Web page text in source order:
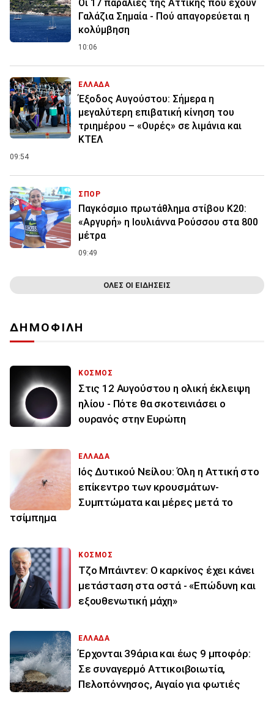
Οι 17 παραλίες της Αττικής που έχουν
Γαλάζια Σημαία - Πού απαγορεύεται η
κολύμβηση
10:06
ΕΛΛΑΔΑ
Έξοδος Αυγούστου: Σήμερα η
μεγαλύτερη επιβατική κίνηση του
τριημέρου – «Ουρές» σε λιμάνια και
ΚΤΕΛ
09:54
ΣΠΟΡ
Παγκόσμιο πρωτάθλημα στίβου Κ20:
«Αργυρή» η Ιουλιάννα Ρούσσου στα 800
μέτρα
09:49
ΟΛΕΣ ΟΙ ΕΙΔΗΣΕΙΣ
ΔΗΜΟΦΙΛΗ
ΚΟΣΜΟΣ
Στις 12 Αυγούστου η ολική έκλειψη
ηλίου - Πότε θα σκοτεινιάσει ο
ουρανός στην Ευρώπη
ΕΛΛΑΔΑ
Ιός Δυτικού Νείλου: Όλη η Αττική στο
επίκεντρο των κρουσμάτων-
Συμπτώματα και μέρες μετά το
τσίμπημα
ΚΟΣΜΟΣ
Τζο Μπάιντεν: Ο καρκίνος έχει κάνει
μετάσταση στα οστά - «Επώδυνη και
εξουθενωτική μάχη»
ΕΛΛΑΔΑ
Έρχονται 39άρια και έως 9 μποφόρ:
Σε συναγερμό Αττικοιβοιωτία,
Πελοπόννησος, Αιγαίο για φωτιές